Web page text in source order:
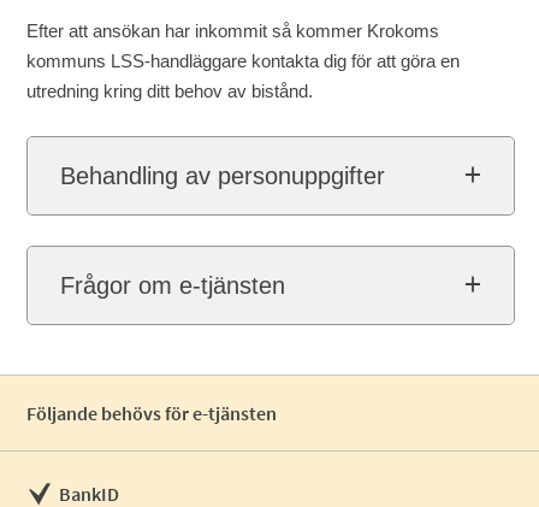
Efter att ansökan har inkommit så kommer Krokoms
kommuns LSS-handläggare kontakta dig för att göra en
utredning kring ditt behov av bistånd.
Behandling av personuppgifter
Frågor om e-tjänsten
Följande behövs för e-tjänsten
BankID